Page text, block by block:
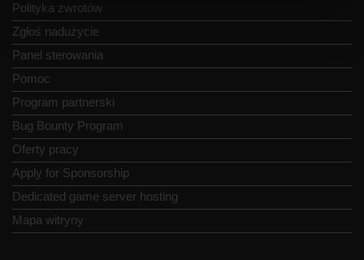
Polityka zwrotów
Zgłoś nadużycie
Panel sterowania
Pomoc
Program partnerski
Bug Bounty Program
Oferty pracy
Apply for Sponsorship
Dedicated game server hosting
Mapa witryny